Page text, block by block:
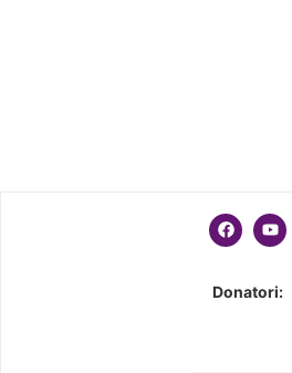
Donatori: